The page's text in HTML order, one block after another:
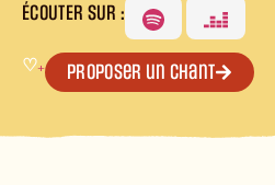
ÉCOUTER SUR :
♡+ Proposer un chant